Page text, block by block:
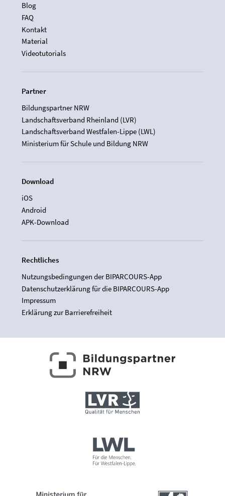
Blog
FAQ
Kontakt
Material
Videotutorials
Partner
Bildungspartner NRW
Landschaftsverband Rheinland (LVR)
Landschaftsverband Westfalen-Lippe (LWL)
Ministerium für Schule und Bildung NRW
Download
iOS
Android
APK-Download
Rechtliches
Nutzungsbedingungen der BIPARCOURS-App
Datenschutzerklärung für die BIPARCOURS-App
Impressum
Erklärung zur Barrierefreiheit